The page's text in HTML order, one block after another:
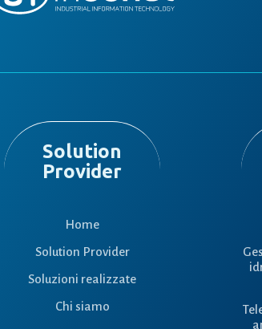
Solution
Provider
Home
Solution Provider
Soluzioni realizzate
Chi siamo